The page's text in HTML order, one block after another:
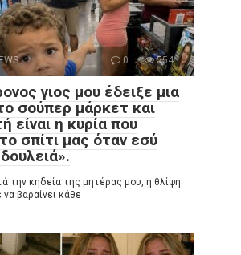
0 554
γιος μου έδειξε μια
σούπερ μάρκετ και
είναι η κυρία που
σπίτι μας όταν εσύ
την κηδεία της μητέρας μου, η θλίψη
βαραίνει κάθε